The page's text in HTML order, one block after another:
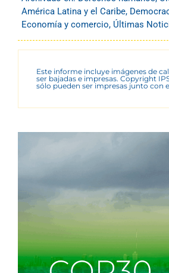
América Latina y el Caribe,
Economía y comercio, Últimas
Este informe incluye imágenes de
ser bajadas e impresas. Copyright
sólo pueden ser impresas junto con